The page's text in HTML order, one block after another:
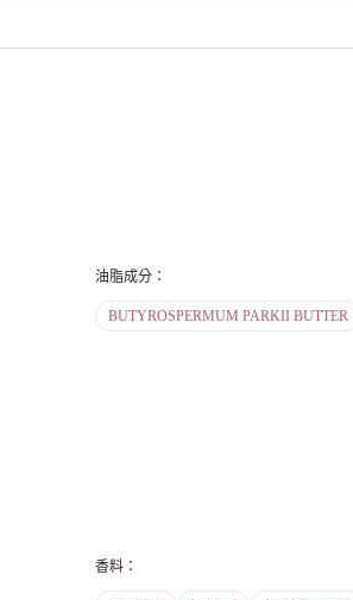
油脂成分 ：
BUTYROSPERMUM PARKII BUTTER
香料 ：